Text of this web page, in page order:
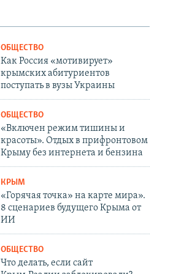
ОБЩЕСТВО
Как Россия «мотивирует»
крымских абитуриентов
поступать в вузы Украины
ОБЩЕСТВО
«Включен режим тишины и
красоты». Отдых в прифронтовом
Крыму без интернета и бензина
КРЫМ
«Горячая точка» на карте мира».
8 сценариев будущего Крыма от
ИИ
ОБЩЕСТВО
Что делать, если сайт